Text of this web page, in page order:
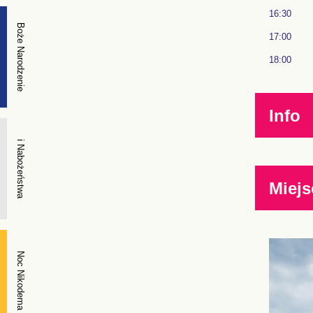
16:30
17:00
18:00
Info
Noc Nikodema
Boże Narodzenie
i Nabożeństwa